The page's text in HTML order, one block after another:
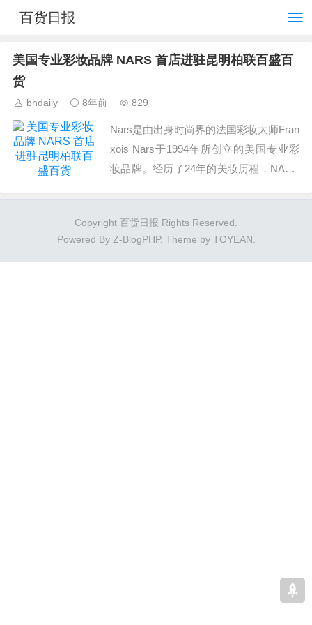
百货日报
美国专业彩妆品牌 NARS 首店进驻昆明柏联百盛百
货
bhdaily 8年前 829
Nars是由出身时尚界的法国彩妆大师Fran
xois Nars于1994年所创立的美国专业彩
妆品牌。经历了24年的美妆历程，NARS
Copyright 百货日报 Rights Reserved.
Powered By Z-BlogPHP. Theme by TOYEAN